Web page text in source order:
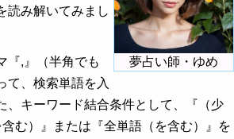
夢占い師・ゆめ
読み解いてみまし
『,』（半角でも
て、検索単語を入
、キーワード結合条件として、『（少
む）』または『全単語（を含む）』を